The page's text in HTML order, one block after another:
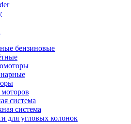
бензиновые
моторов
система
система
для угловых колонок